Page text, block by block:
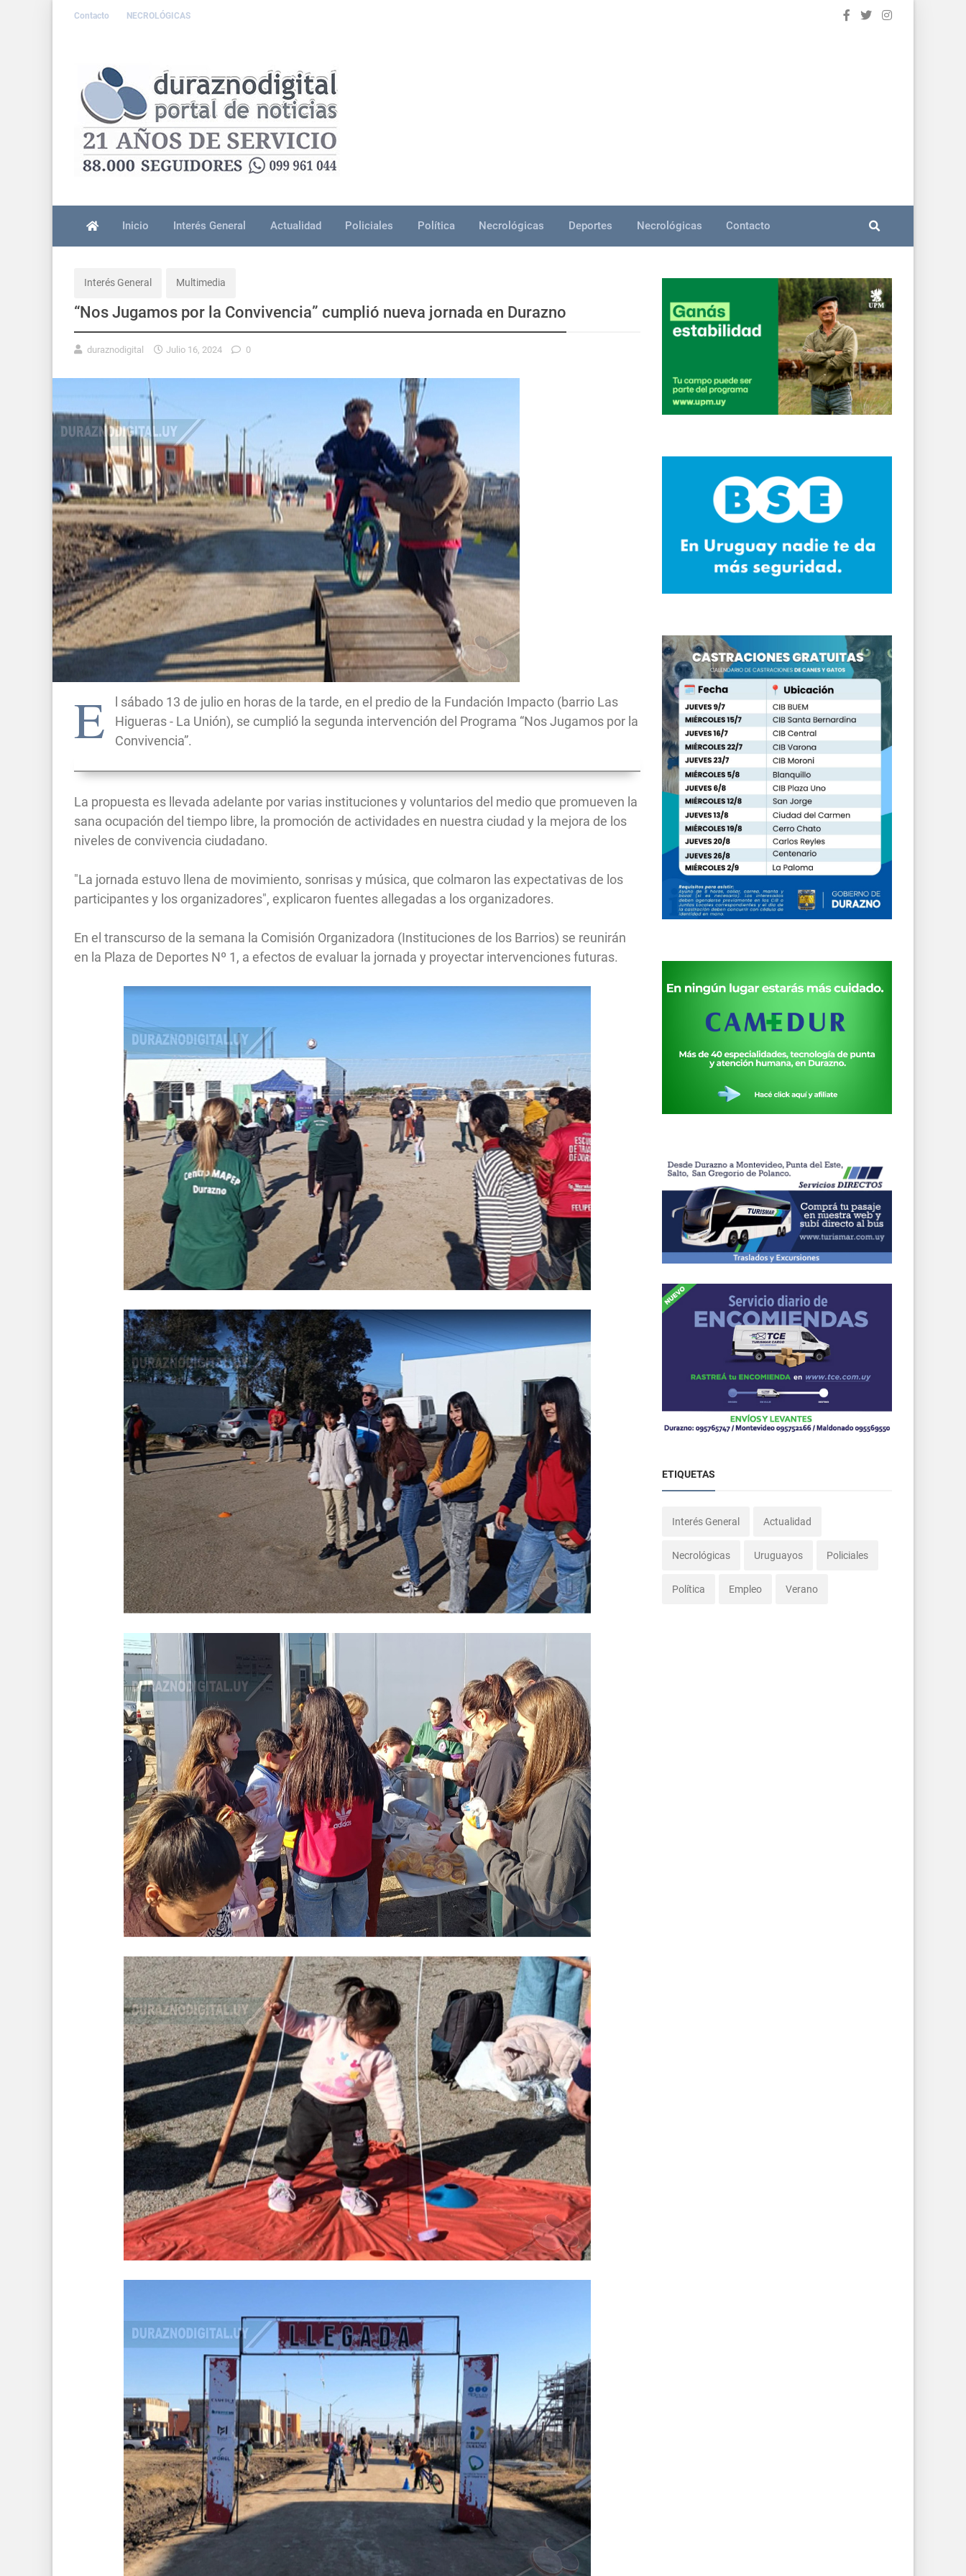
Contacto NECROLÓGICAS
Inicio Interés General Actualidad Policiales Política Necrológicas Deportes Necrológicas Contacto
Interés General Multimedia
“Nos Jugamos por la Convivencia” cumplió nueva jornada en Durazno
duraznodigital Julio 16, 2024 0
E
l sábado 13 de julio en horas de la tarde, en el predio de la Fundación Impacto (barrio Las
Higueras - La Unión), se cumplió la segunda intervención del Programa “Nos Jugamos por la
Convivencia”.
La propuesta es llevada adelante por varias instituciones y voluntarios del medio que promueven la
sana ocupación del tiempo libre, la promoción de actividades en nuestra ciudad y la mejora de los
niveles de convivencia ciudadano.
"La jornada estuvo llena de movimiento, sonrisas y música, que colmaron las expectativas de los
participantes y los organizadores", explicaron fuentes allegadas a los organizadores.
En el transcurso de la semana la Comisión Organizadora (Instituciones de los Barrios) se reunirán
en la Plaza de Deportes Nº 1, a efectos de evaluar la jornada y proyectar intervenciones futuras.
ETIQUETAS
Interés General Actualidad
Necrológicas Uruguayos Policiales
Política Empleo Verano